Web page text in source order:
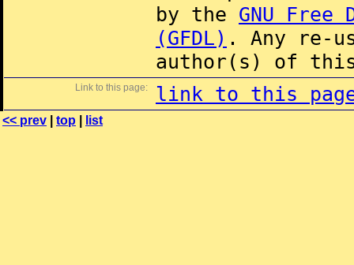
by the GNU Free
(GFDL) . Any re-
author(s) of this
Link to this page: link to this
<< prev top list